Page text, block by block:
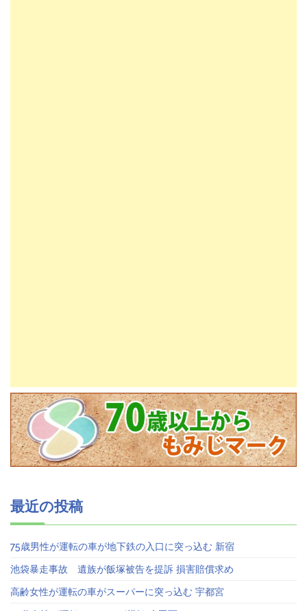
最近の投稿
75歳男性が運転の車が地下鉄の入口に突っ込む 新宿
池袋暴走事故 遺族が飯塚被告を提訴 損害賠償求め
高齢女性が運転の車がスーパーに突っ込む 宇都宮